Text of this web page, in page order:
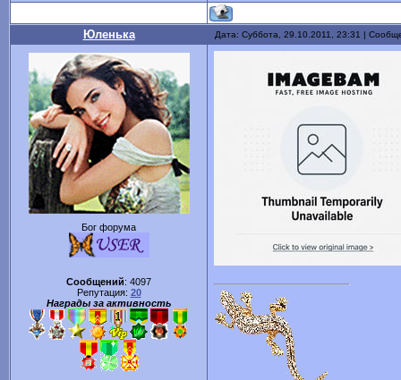
Юленька Дата: Суббота, 29.10.2011, 23:31 |
Бог форума
Сообщений: 4097
Репутация: 20
Награды за активность